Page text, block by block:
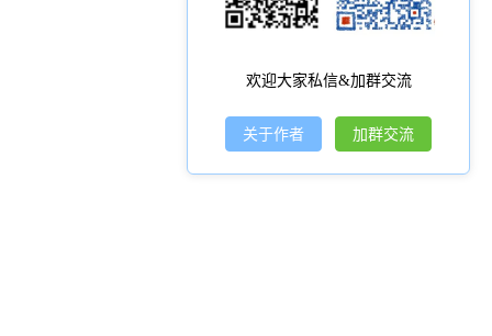
欢迎大家私信&加群交流
关于作者 加群交流